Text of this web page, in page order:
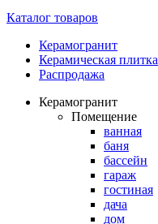
Каталог товаров
Керамогранит
Керамическая плитка
Распродажа
Керамогранит
Помещение
ванная
баня
бассейн
гараж
гостиная
дача
дом